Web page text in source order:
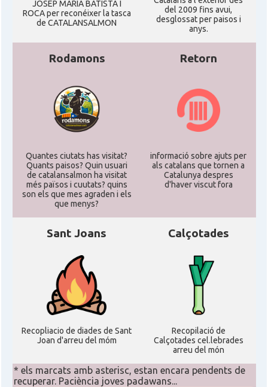
JOSEP MARIA BATISTA I
ROCA per reconéixer la tasca
de CATALANSALMON
del 2009 fins avui,
desglossat per paisos i
anys.
Rodamons
Quantes ciutats has visitat?
Quants paisos? Quin usuari
de catalansalmon ha visitat
més països i cuutats? quins
son els que mes agraden i els
que menys?
Retorn
informació sobre ajuts per
als catalans que tornen a
Catalunya despres
d'haver viscut fora
Sant Joans
Recopliacio de diades de Sant
Joan d'arreu del móm
Calçotades
Recopilació de
Calçotades cel.lebrades
arreu del món
* els marcats amb asterisc, estan encara pendents de
recuperar. Paciència joves padawans...